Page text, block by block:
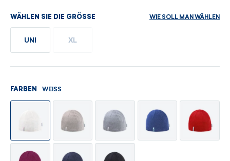
WÄHLEN SIE DIE GRÖSSE WIE SOLL MAN WÄHLEN
UNI XL
FARBEN WEISS